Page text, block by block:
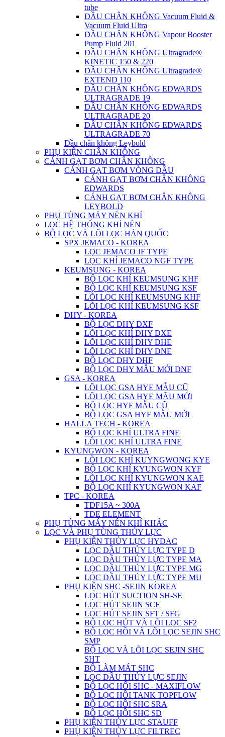
tube
DẦU CHÂN KHÔNG Vacuum Fluid &
Vacuum Fluid Ultra
DẦU CHÂN KHÔNG Vapour Booster
Pump Fluid 201
DẦU CHÂN KHÔNG Ultragrade®
KINETIC 150 & 220
DẦU CHÂN KHÔNG Ultragrade®
EXTEND 110
DẦU CHÂN KHÔNG EDWARDS
ULTRAGRADE 19
DẦU CHÂN KHÔNG EDWARDS
ULTRAGRADE 20
DẦU CHÂN KHÔNG EDWARDS
ULTRAGRADE 70
Dầu chân không Leybold
PHỤ KIỆN CHÂN KHÔNG
CÁNH GẠT BƠM CHÂN KHÔNG
CÁNH GẠT BƠM VÒNG DẦU
CÁNH GẠT BƠM CHÂN KHÔNG
EDWARDS
CÁNH GẠT BƠM CHÂN KHÔNG
LEYBOLD
PHỤ TÙNG MÁY NÉN KHÍ
LỌC HỆ THỐNG KHÍ NÉN
BỘ LỌC VÀ LÕI LỌC HÀN QUỐC
SPX JEMACO - KOREA
LỌC JEMACO JF TYPE
LỌC KHÍ JEMACO NGF TYPE
KEUMSUNG - KOREA
BỘ LỌC KHÍ KEUMSUNG KHF
BỘ LỌC KHÍ KEUMSUNG KSF
LÕI LỌC KHÍ KEUMSUNG KHF
LÕI LỌC KHÍ KEUMSUNG KSF
DHY - KOREA
BỘ LỌC DHY DXF
LÕI LỌC KHÍ DHY DXE
LÕI LỌC KHÍ DHY DHE
LÕI LỌC KHÍ DHY DNE
BỘ LỌC DHY DHF
BỘ LỌC DHY MẪU MỚI DNF
GSA - KOREA
LÕI LỌC GSA HYE MẪU CŨ
LÕI LỌC GSA HYE MÃU MỚI
BỘ LỌC HYF MẪU CŨ
BỘ LỌC GSA HYF MẪU MỚI
HALLA TECH - KOREA
BỘ LỌC KHÍ ULTRA FINE
LÕI LỌC KHÍ ULTRA FINE
KYUNGWON - KOREA
LÕI LỌC KHÍ KUYNGWONG KYE
BỘ LỌC KHÍ KYUNGWON KYF
LÕI LỌC KHÍ KYUNGWON KAE
BỘ LỌC KHÍ KYUNGWON KAF
TPC - KOREA
TDF15A ~ 300A
TDE ELEMENT
PHỤ TÙNG MÁY NÉN KHÍ KHÁC
LỌC VÀ PHỤ TÙNG THỦY LỰC
PHỤ KIỆN THỦY LỰC HYDAC
LỌC DẦU THỦY LỰC TYPE D
LỌC DẦU THỦY LỰC TYPE MA
LỌC DẦU THỦY LỰC TYPE MG
LỌC DẦU THỦY LỰC TYPE MU
PHỤ KIỆN SHC -SEJIN KOREA
LỌC HÚT SUCTION SH-SE
LỌC HÚT SEJIN SCF
LỌC HÚT SEJIN SFT / SFG
BỘ LỌC HÚT VÀ LÕI LỌC SF2
BỘ LỌC HỒI VÀ LÕI LỌC SEJIN SHC
SMP
BỘ LỌC VÀ LÕI LỌC SEJIN SHC
SHT
BỘ LÀM MÁT SHC
LỌC DẦU THỦY LỰC SEJIN
BỘ LỌC HỔI SHC - MAXIFLOW
BỘ LỌC HỒI TANK TOPFLOW
BỘ LỌC HỒI SHC SRA
BÔ LỌC HỒI SHC SD
PHỤ KIỆN THỦY LỰC STAUFF
PHỤ KIỆN THỦY LỰC FILTREC